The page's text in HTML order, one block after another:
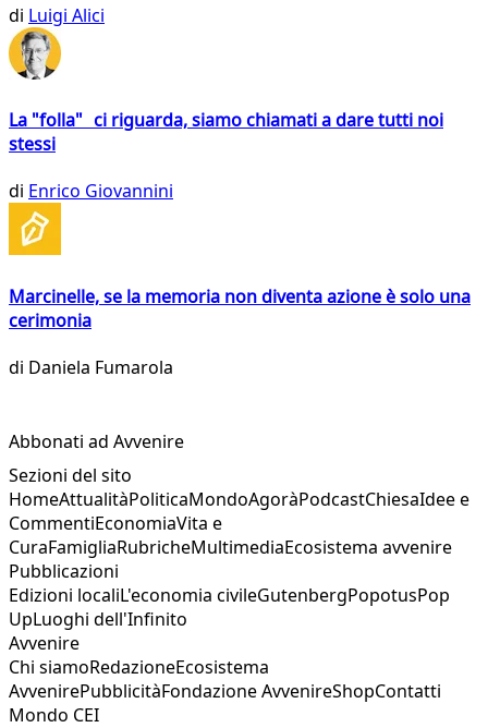
di Luigi Alici
La "folla" ci riguarda, siamo chiamati a dare tutti noi
stessi
di Enrico Giovannini
Marcinelle, se la memoria non diventa azione è solo una
cerimonia
di Daniela Fumarola
Abbonati ad Avvenire
Sezioni del sito
HomeAttualitàPoliticaMondoAgoràPodcastChiesaIdee e
CommentiEconomiaVita e
CuraFamigliaRubricheMultimediaEcosistema avvenire
Pubblicazioni
Edizioni localiL'economia civileGutenbergPopotusPop
UpLuoghi dell'Infinito
Avvenire
Chi siamoRedazioneEcosistema
AvvenirePubblicitàFondazione AvvenireShopContatti
Mondo CEI